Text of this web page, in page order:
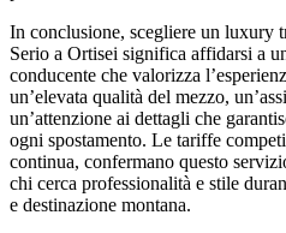
In conclusione, scegliere un luxury
Serio a Ortisei significa affidarsi a
conducente che valorizza
un’elevata qualità del mezzo,
un’attenzione ai dettagli che
ogni spostamento. Le tariffe
continua, confermano questo
chi cerca professionalità e stile
e destinazione montana.